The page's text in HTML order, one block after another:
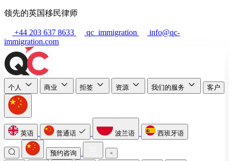
领先的英国移民律师
+44 203 637 8633 qc_immigration
info@qc-
immigration.com
个人 商业 拒签 资源 我们的服务 客户
英语 普通话 波兰语 西班牙语
预约咨询